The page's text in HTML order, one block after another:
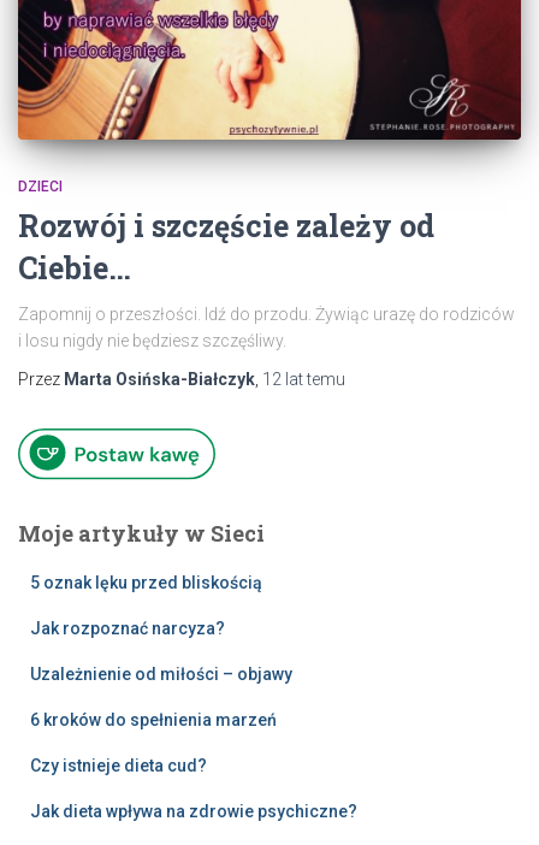
DZIECI
Rozwój i szczęście zależy od
Ciebie…
Zapomnij o przeszłości. Idź do przodu. Żywiąc urazę do rodziców
i losu nigdy nie będziesz szczęśliwy.
Przez Marta Osińska-Białczyk 12 lattemu
Moje artykuły w Sieci
5 oznak lęku przed bliskością
Jak rozpoznać narcyza?
Uzależnienie od miłości – objawy
6 kroków do spełnienia marzeń
Czy istnieje dieta cud?
Jak dieta wpływa na zdrowie psychiczne?